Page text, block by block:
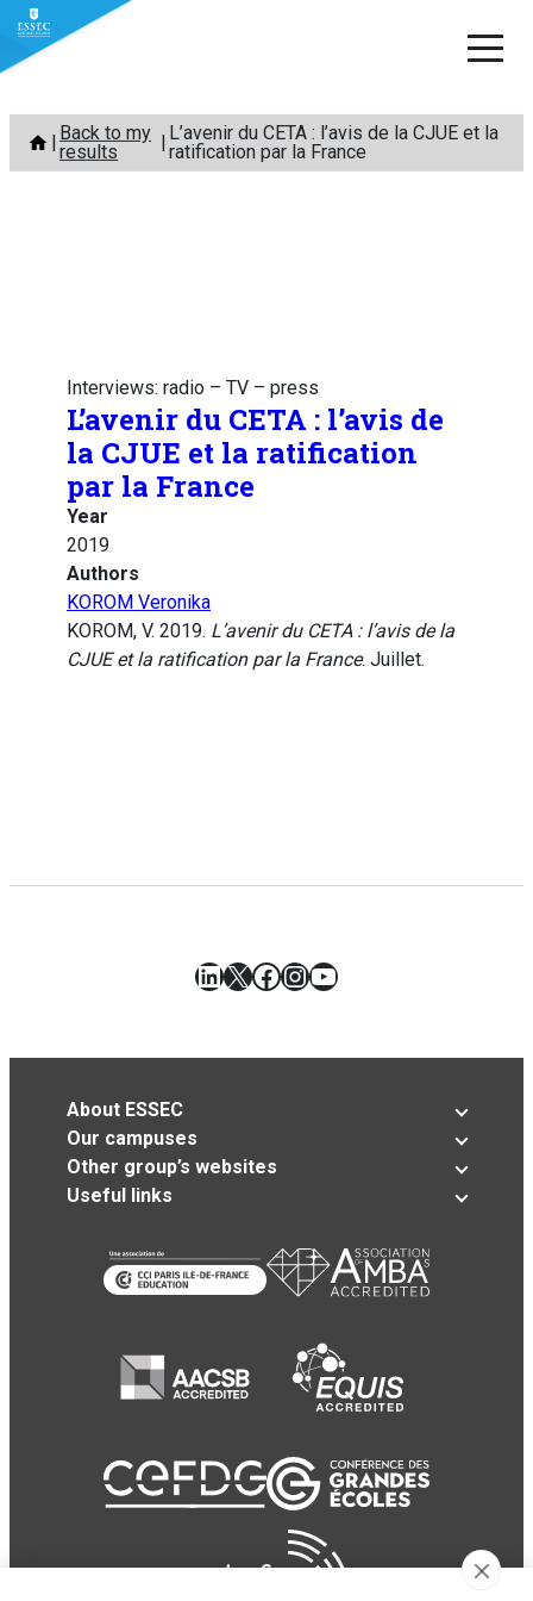
Skip
content
Back to my
results
L’avenir du CETA : l’avis de la CJUE et la
ratification par la France
Interviews: radio – TV – press
L’avenir du CETA : l’avis de
la CJUE et la ratification
par la France
Year
2019
Authors
KOROM Veronika
KOROM, V. 2019. L’avenir du CETA : l’avis de la
CJUE et la ratification par la France. Juillet.
LinkedIn
X Facebook
Instagram
YouTube
About ESSEC
Our campuses
Other group’s websites
Useful links